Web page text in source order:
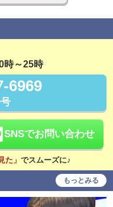
深夜勤務
日払い可
交通費支給
研修あり
時～25時
6969
SNSでお問い合わせ
た」 でスムーズに♪
もっとみる